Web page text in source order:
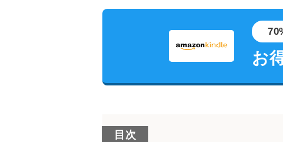
お
目次